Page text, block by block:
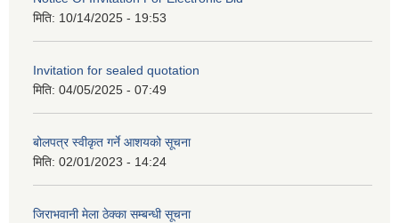
मिति: 10/14/2025 - 19:53
Invitation for sealed quotation
मिति: 04/05/2025 - 07:49
बोलपत्र स्वीकृत गर्ने आशयको सूचना
मिति: 02/01/2023 - 14:24
जिराभवानी मेला ठेक्का सम्बन्धी सूचना